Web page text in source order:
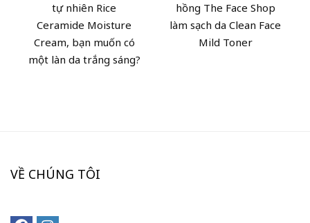
tự nhiên Rice
Ceramide Moisture
Cream, bạn muốn có
một làn da trắng sáng?
hồng The Face Shop
làm sạch da Clean Face
Mild Toner
VỀ CHÚNG TÔI